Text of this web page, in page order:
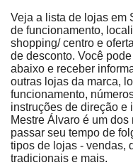
Veja a lista de lojas em
de funcionamento,
shopping/ centro e
de desconto. Você
abaixo e receber
outras lojas da marca,
funcionamento,
instruções de direção e
Mestre Álvaro é um
passar seu tempo de
tipos de lojas - vendas,
tradicionais e mais.